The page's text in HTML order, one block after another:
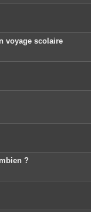
voyage scolaire
?